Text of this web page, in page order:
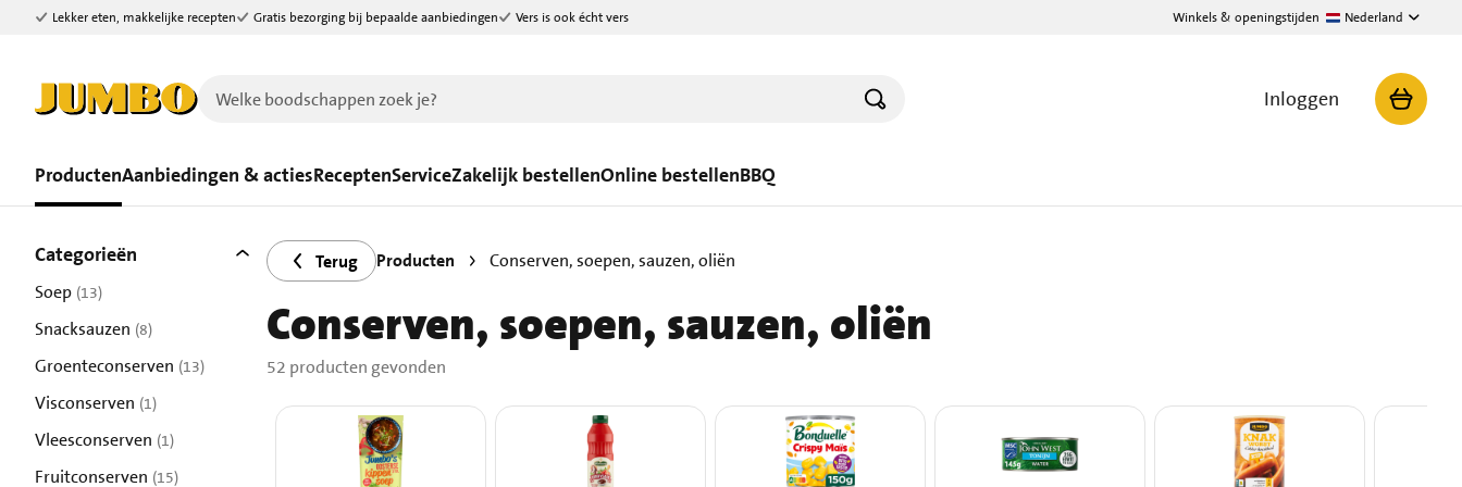
Ga naar zoeken
Ga naar hoofdinhoud
Lekker eten, makkelijke recepten Gratis bezorging bij bepaalde aanbiedingen Vers is ook écht vers Winkels & openingstijden Nederland
Inloggen
ProductenAanbiedingen & actiesReceptenServiceZakelijk bestellenOnline bestellenBBQ
52 producten gevonden.
Filters
Categorieën
Soep (13)
Snacksauzen (8)
Groenteconserven (13)
Visconserven (1)
Vleesconserven (1)
Fruitconserven (15)
Terug Producten Conserven, soepen, sauzen, oliën
Conserven, soepen, sauzen, oliën
52 producten gevonden